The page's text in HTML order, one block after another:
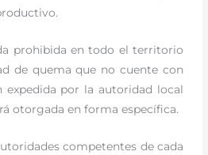
prohibida en todo el territorio
de quema que no cuente con
expedida por la autoridad local
otorgada en forma específica.
competentes de cada